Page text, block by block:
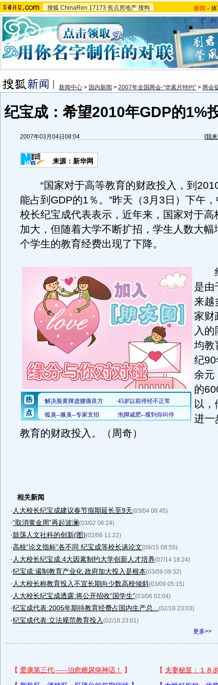
搜狐 ChinaRen 17173 焦点房地产 搜狗 新闻 -
新闻中心 > 国内新闻 > 2007年全国两会-“华素片特约” > 两会
纪宝成：希望2010年GDP的1%
2007年03月04日08:04 [我
来源：新华网
“国家对于高等教育的财政投入，到
能占到GDP的1％。”昨天（3月3日）下午
校长纪宝成代表表示，近年来，国家对于高
加大，但随着大学不断扩招，学生人数大幅
个学生的教育经费出现了下降。
纪
是由
来越
家财
入
均教
纪
余元
的
以
进一
教育的财政投入。（周奇）
相关新闻
· 人大校长纪宝成建议春节假期延长至9天(03/04 06:45)
·“取消黄金周”再起波澜(03/02 06:24)
·鼓荡人文社科的创新(图)(02/06 11:22)
·高校“论文指标”各不同 纪宝成等校长谈论文(09/15 08:55)
· 人大校长纪宝成:4大因素制约大学创新人才培养(07/14 18:24)
·纪宝成:遏制教育产业化 政府加大投入是根本(03/09 09:32)
· 人大校长称教育投入不宜长期向少数高校倾斜(03/09 05:15)
· 人大校长纪宝成透露:将公开招收“国学生”(03/06 02:04)
·纪宝成代表:2005年期待教育经费占国内生产总... (02/18 23:03)
·纪宝成代表:立法规范教育投入 (02/18 23:01)
更多>>